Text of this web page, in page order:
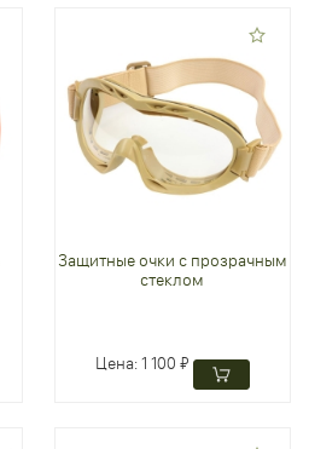
Защитные очки с прозрачным
стеклом
Цена:1 100 ₽